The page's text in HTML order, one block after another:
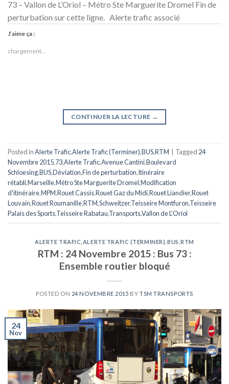
73 – Vallon de L’Oriol – Métro Ste Marguerite Dromel Fin de
perturbation sur cette ligne. Alerte trafic associé
J’aime ça :
chargement…
CONTINUER LA LECTURE →
Posted inAlerte Trafic,Alerte Trafic (Terminer),BUS,RTM Tagged 24
Novembre 2015,73,Alerte Trafic,Avenue Cantini,Boulevard
Schloesing,BUS,Déviation,Fin de perturbation,Itinéraire
rétabli,Marseille,Métro Ste Marguerite Dromel,Modification
d'itinéraire,MPM,Rouet Cassis,Rouet Gaz du Midi,Rouet Liandier,Rouet
Louvain,Rouet Roumanille,RTM,Schweitzer,Teisseire Montfuron,Teisseire
Palais des Sports,Teisseire Rabatau,Transports,Vallon de L'Oriol
ALERTE TRAFIC ALERTE TRAFIC (TERMINER) BUS ,RTM
RTM : 24 Novembre 2015 : Bus 73 :
Ensemble routier bloqué
POSTED ON 24 NOVEMBRE 2015 BY TSM TRANSPORTS
24
Nov